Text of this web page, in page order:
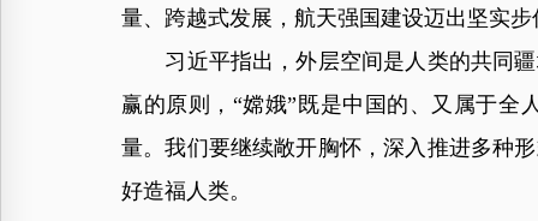
量、跨越式发展，航天强国建设迈出坚实步
习近平指出，外层空间是人类的共同疆
赢的原则，“嫦娥”既是中国的、又属于全
量。我们要继续敞开胸怀，深入推进多种
好造福人类。